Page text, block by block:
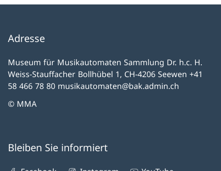
Adresse
Museum für Musikautomaten Sammlung Dr. h.c. H.
Weiss-Stauffacher Bollhübel 1, CH-4206 Seewen +41
58 466 78 80 musikautomaten@bak.admin.ch
© MMA
Bleiben Sie informiert